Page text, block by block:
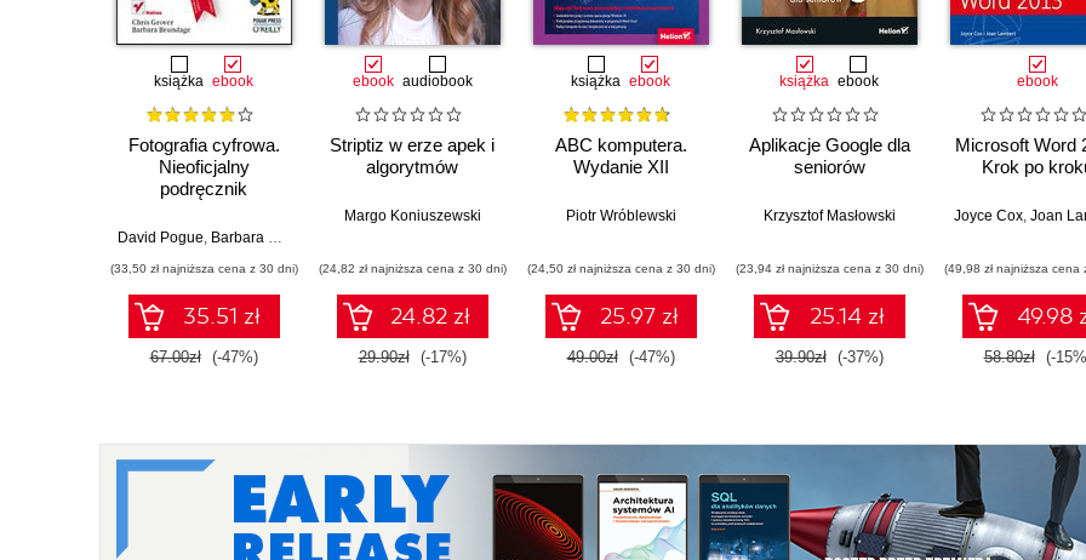
książka ebook
Fotografia cyfrowa.
Nieoficjalny
podręcznik
David Pogue, Barbara Brundage
(33,50 zł najniższa cena z 30 dni)
35.51 zł
67.00zł (-47%)
ebook audiobook
Striptiz w erze apek i
algorytmów
Margo Koniuszewski
(24,82 zł najniższa cena z 30 dni)
24.82 zł
29.90zł (-17%)
książka ebook
ABC komputera.
Wydanie XII
Piotr Wróblewski
(24,50 zł najniższa cena z 30 dni)
25.97 zł
49.00zł (-47%)
książka ebook
Aplikacje Google dla
seniorów
Krzysztof Masłowski
(23,94 zł najniższa cena z 30 dni)
25.14 zł
39.90zł (-37%)
ebook
Microsoft Word
Krok po
Joyce Cox, Joan
(49,98 zł najniższa cena
49.98
58.80zł (-